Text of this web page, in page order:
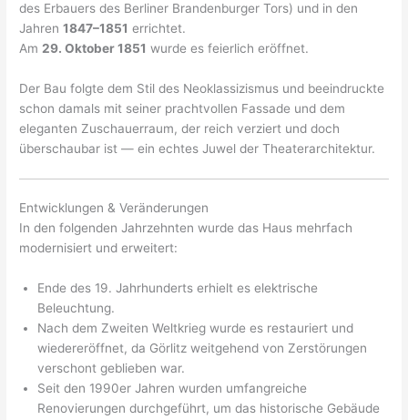
des Erbauers des Berliner Brandenburger Tors) und in den
Jahren1847–1851 errichtet.
Am 29. Oktober 1851 wurde es feierlich eröffnet.
Der Bau folgte dem Stil des Neoklassizismus und beeindruckte
schon damals mit seiner prachtvollen Fassade und dem
eleganten Zuschauerraum, der reich verziert und doch
überschaubar ist — ein echtes Juwel der Theaterarchitektur.
Entwicklungen & Veränderungen
In den folgenden Jahrzehnten wurde das Haus mehrfach
modernisiert und erweitert:
Ende des 19. Jahrhunderts erhielt es elektrische
Beleuchtung.
Nach dem Zweiten Weltkrieg wurde es restauriert und
wiedereröffnet, da Görlitz weitgehend von Zerstörungen
verschont geblieben war.
Seit den 1990er Jahren wurden umfangreiche
Renovierungen durchgeführt, um das historische Gebäude